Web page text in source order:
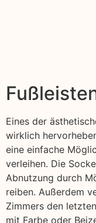
Eines der
wirklich
eine einfache
verleihen. Die
Abnutzung durch
reiben. Außerdem
Zimmers den
mit Farbe oder